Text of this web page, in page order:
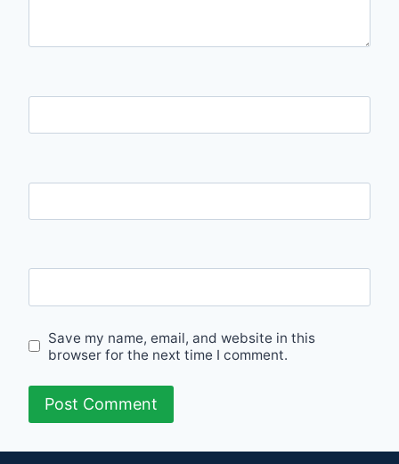
Save my name, email, and website in this
browser for the next time I comment.